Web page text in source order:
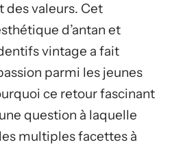
des valeurs. Cet
d’antan et
vintage a fait
parmi les jeunes
ce retour fascinant
question à laquelle
multiples facettes à